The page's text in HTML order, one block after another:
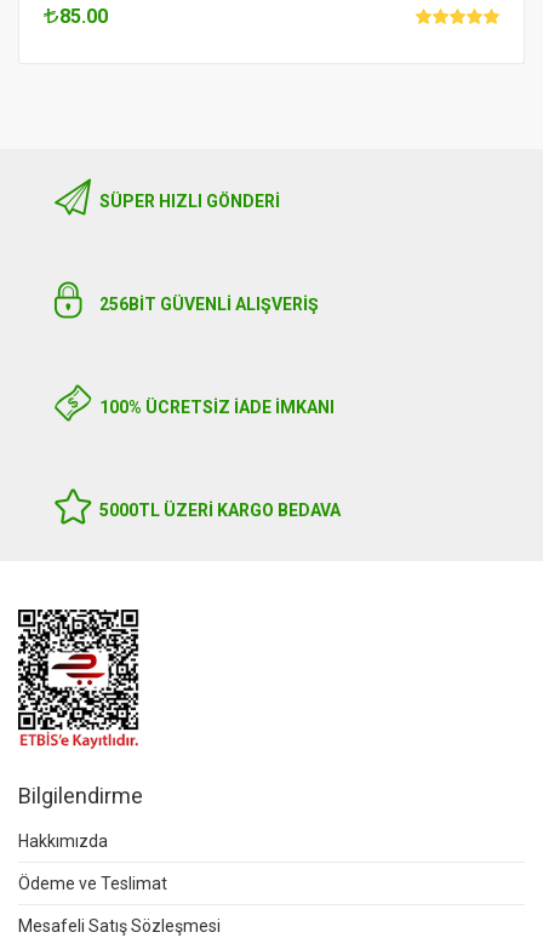
85.00
SÜPER HIZLI GÖNDERI
256BIT GÜVENLİ ALIŞVERİŞ
100% ÜCRETSİZ İADE İMKANI
5000TL ÜZERI KARGO BEDAVA
Bilgilendirme
Hakkımızda
Ödeme ve Teslimat
Mesafeli Satış Sözleşmesi